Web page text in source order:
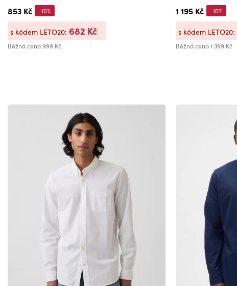
853 Kč
Běžná cena999 Kč
-15%
s kódem LETO20: 682 Kč
1 195 Kč
Běžná cena1 399 Kč
-15%
s kódem LETO20: